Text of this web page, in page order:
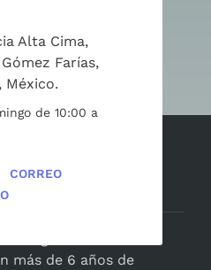
Alta Cima,
Farías,
México.
de 10:00 a
CORREO
más de 6 años de